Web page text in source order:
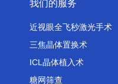
我们的服务
近视眼全飞秒激光手术
三焦晶体置换术
ICL晶体植入术
糖网筛查